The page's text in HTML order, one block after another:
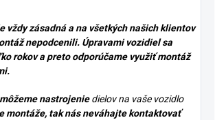
vždy zásadná a na všetkých našich klientov
nepodcenili. Úpravami vozidiel sa
rokov a preto odporúčame využiť montáž
môžeme nastrojeniedielov na vaše vozidlo
montáže, tak nás neváhajte kontaktovať